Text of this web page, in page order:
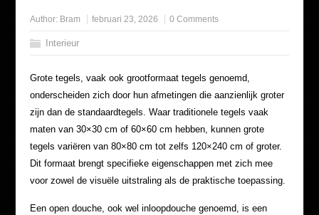
Author: Bram februari 23, 2026 0 Comments
Interieur
Grote tegels, vaak ook grootformaat tegels genoemd,
onderscheiden zich door hun afmetingen die aanzienlijk groter
zijn dan de standaardtegels. Waar traditionele tegels vaak
maten van 30×30 cm of 60×60 cm hebben, kunnen grote
tegels variëren van 80×80 cm tot zelfs 120×240 cm of groter.
Dit formaat brengt specifieke eigenschappen met zich mee
voor zowel de visuële uitstraling als de praktische toepassing.
Een open douche, ook wel inloopdouche genoemd, is een